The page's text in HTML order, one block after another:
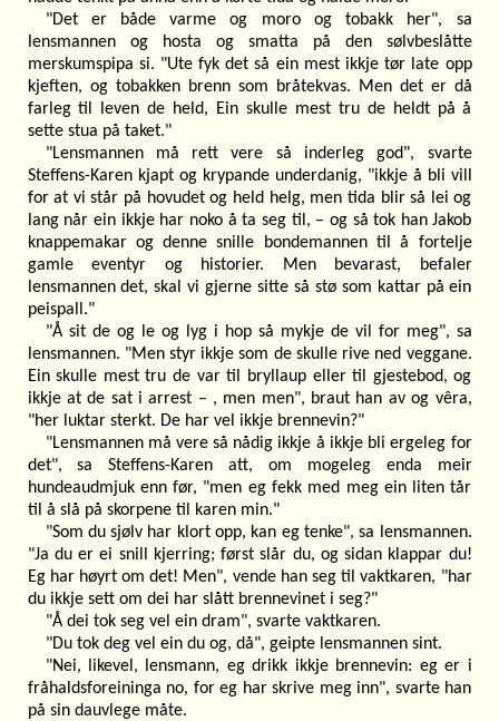
"Det er både varme og moro og tobakk her", sa
lensmannen og hosta og smatta på den sølvbeslåtte
merskumspipa si. "Ute fyk det så ein mest ikkje tør late opp
kjeften, og tobakken brenn som bråtekvas. Men det er då
farleg til leven de held, Ein skulle mest tru de heldt på å
sette stua på taket."
"Lensmannen må rett vere så inderleg god", svarte
Steffens-Karen kjapt og krypande underdanig, "ikkje å bli vill
for at vi står på hovudet og held helg, men tida blir så lei og
lang når ein ikkje har noko å ta seg til, – og så tok han Jakob
knappemakar og denne snille bondemannen til å fortelje
gamle eventyr og historier. Men bevarast, befaler
lensmannen det, skal vi gjerne sitte så stø som kattar på ein
peispall."
"Å sit de og le og lyg i hop så mykje de vil for meg", sa
lensmannen. "Men styr ikkje som de skulle rive ned veggane.
Ein skulle mest tru de var til bryllaup eller til gjestebod, og
ikkje at de sat i arrest – , men men", braut han av og vêra,
"her luktar sterkt. De har vel ikkje brennevin?"
"Lensmannen må vere så nådig ikkje å ikkje bli ergeleg for
det", sa Steffens-Karen att, om mogeleg enda meir
hundeaudmjuk enn før, "men eg fekk med meg ein liten tår
til å slå på skorpene til karen min."
"Som du sjølv har klort opp, kan eg tenke", sa lensmannen.
"Ja du er ei snill kjerring; først slår du, og sidan klappar du!
Eg har høyrt om det! Men", vende han seg til vaktkaren, "har
du ikkje sett om dei har slått brennevinet i seg?"
"Å dei tok seg vel ein dram", svarte vaktkaren.
"Du tok deg vel ein du og, då", geipte lensmannen sint.
"Nei, likevel, lensmann, eg drikk ikkje brennevin: eg er i
fråhaldsforeininga no, for eg har skrive meg inn", svarte han
på sin dauvlege måte.